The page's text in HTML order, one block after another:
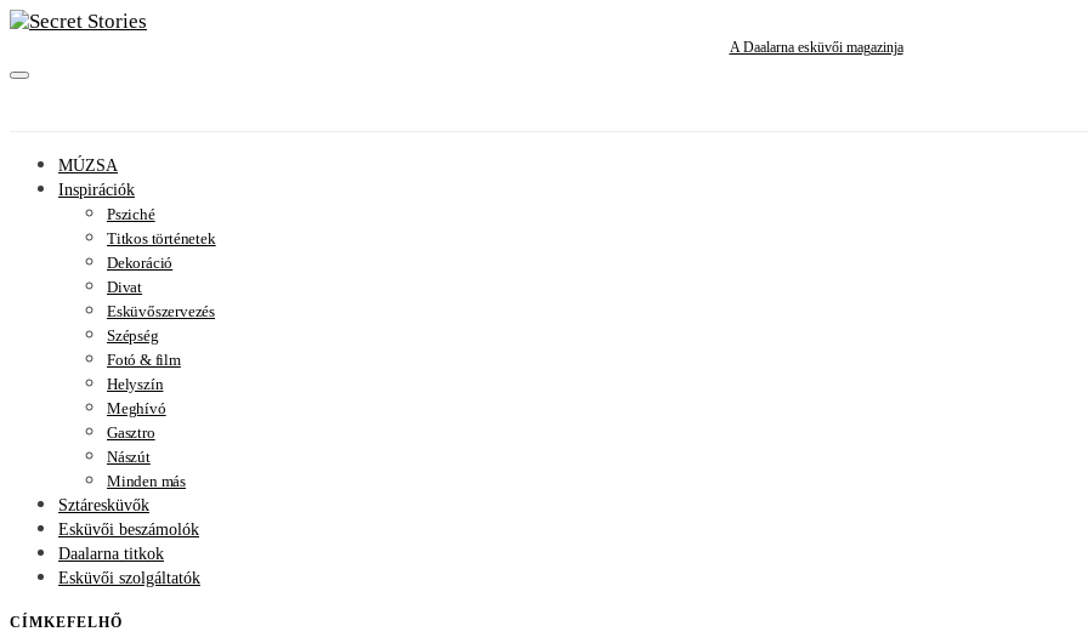
A Daalarna esküvői magazinja
MÚZSA
Inspirációk
Psziché
Titkos történetek
Dekoráció
Divat
Esküvőszervezés
Szépség
Fotó & film
Helyszín
Meghívó
Gasztro
Nászút
Minden más
Sztáresküvők
Esküvői beszámolók
Daalarna titkok
Esküvői szolgáltatók
CÍMKEFELHŐ